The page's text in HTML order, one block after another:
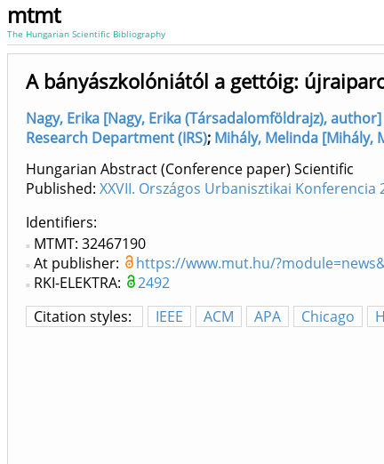
mtmt
The Hungarian Scientific Bibliography
A bányászkolóniától a gettóig:
Nagy, Erika [Nagy, Erika (Társadalomföldrajz),
Research Department (IRS); Mihály, Melinda [Mihály,
Hungarian Abstract (Conference paper) Scientific
Published: XXVII. Országos Urbanisztikai
Identifiers
MTMT: 32467190
At publisher:
https://www.mut.hu/
RKI-ELEKTRA:
2492
Citation styles:
IEEE ACM APA Chicago